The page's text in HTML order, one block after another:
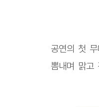
공연의 첫
뽐내며 맑고